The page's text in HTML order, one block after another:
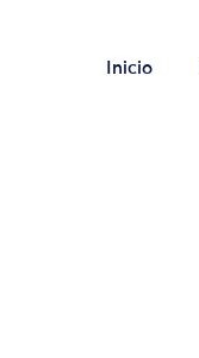
Inicio